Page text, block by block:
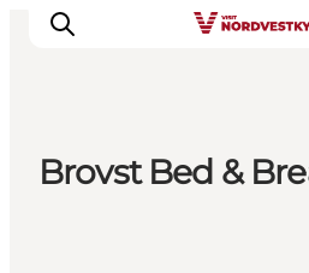
Brovst Bed &